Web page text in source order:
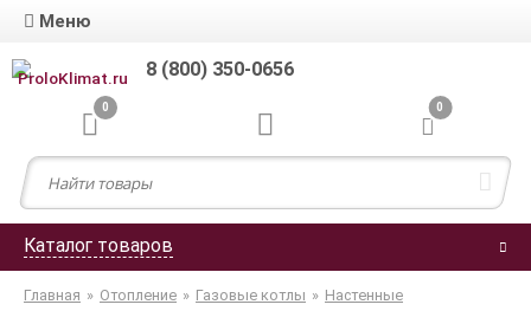
Меню
8 (800) 350-0656
0 0
Каталог товаров
Главная » Отопление » Газовые котлы » Настенные